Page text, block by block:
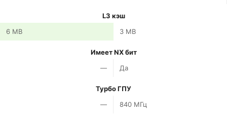
L3 кэш
6 MB
3 MB
Имеет NX бит
—
Да
Турбо ГПУ
—
840 МГц